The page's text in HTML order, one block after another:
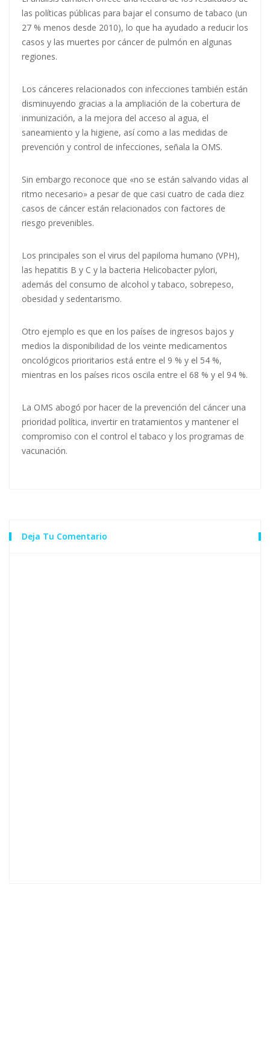
las políticas públicas para bajar el consumo de tabaco (un
27 % menos desde 2010), lo que ha ayudado a reducir los
casos y las muertes por cáncer de pulmón en algunas
regiones.
Los cánceres relacionados con infecciones también están
disminuyendo gracias a la ampliación de la cobertura de
inmunización, a la mejora del acceso al agua, el
saneamiento y la higiene, así como a las medidas de
prevención y control de infecciones, señala la OMS.
Sin embargo reconoce que «no se están salvando vidas al
ritmo necesario» a pesar de que casi cuatro de cada diez
casos de cáncer están relacionados con factores de
riesgo prevenibles.
Los principales son el virus del papiloma humano (VPH),
las hepatitis B y C y la bacteria Helicobacter pylori,
además del consumo de alcohol y tabaco, sobrepeso,
obesidad y sedentarismo.
Otro ejemplo es que en los países de ingresos bajos y
medios la disponibilidad de los veinte medicamentos
oncológicos prioritarios está entre el 9 % y el 54 %,
mientras en los países ricos oscila entre el 68 % y el 94 %.
La OMS abogó por hacer de la prevención del cáncer una
prioridad política, invertir en tratamientos y mantener el
compromiso con el control el tabaco y los programas de
vacunación.
Deja Tu Comentario